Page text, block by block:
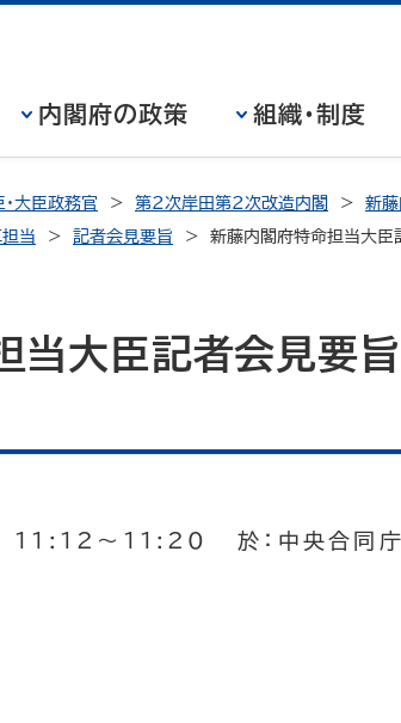
内閣府の政策 組織・制度
大臣政務官 第2次岸田第2次改造内閣
新藤
担当
記者会見要旨 新藤内閣府特命担当大
当大臣記者会見要
11:12～11:20 於：中央合同庁